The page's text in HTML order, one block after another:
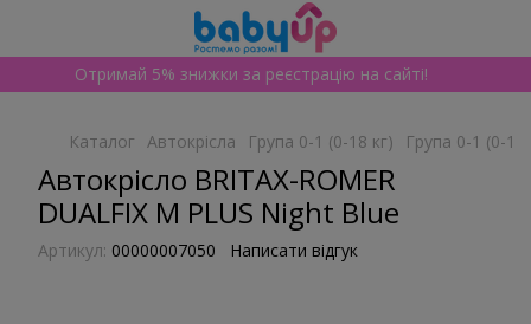
Отримай 5% знижки за реєстрацію на сайті!
Каталог Автокрісла Група 0-1 (0-18 кг) Група 0-1 (0-
Автокрісло BRITAX-ROMER
DUALFIX M PLUS Night Blue
Артикул: 00000007050 Написати відгук